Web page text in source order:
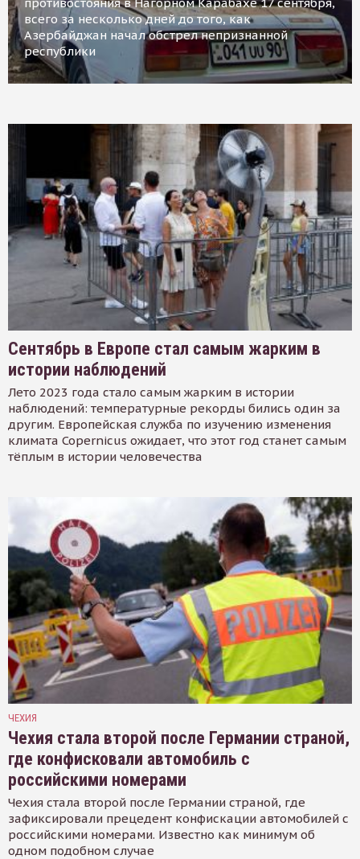
всего за несколько дней до того, как
Азербайджан начал обстрел непризнанной
республики
Сентябрь в Европе стал самым жарким в
истории наблюдений
Лето 2023 года стало самым жарким в истории
наблюдений: температурные рекорды бились один за
другим. Европейская служба по изучению изменения
климата Copernicus ожидает, что этот год станет самым
тёплым в истории человечества
ЧЕХИЯ
Чехия стала второй после Германии страной,
где конфисковали автомобиль с
российскими номерами
Чехия стала второй после Германии страной, где
зафиксировали прецедент конфискации автомобилей с
российскими номерами. Известно как минимум об
одном подобном случае